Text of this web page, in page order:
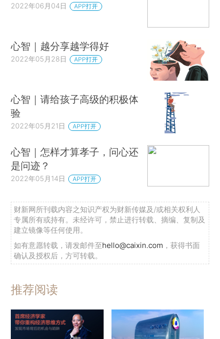
2022年06月04日 APP打开
心智｜越分享越学得好
2022年05月28日 APP打开
心智｜请给孩子高级的积极体
验
2022年05月21日 APP打开
心智｜怎样才算孝子，问心还
是问迹？
2022年05月14日 APP打开
财新网所刊载内容之知识产权为财新传媒及/或相关权利人
专属所有或持有。未经许可，禁止进行转载、摘编、复制及
建立镜像等任何使用。
如有意愿转载，请发邮件至hello@caixin.com ，获得书面
确认及授权后，方可转载。
推荐阅读